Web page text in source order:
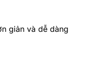
giản và dễ dàng